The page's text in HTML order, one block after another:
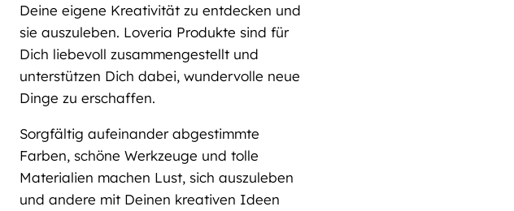
Deine eigene Kreativität zu entdecken und
sie auszuleben. Loveria Produkte sind für
Dich liebevoll zusammengestellt und
unterstützen Dich dabei, wundervolle neue
Dinge zu erschaffen.
Sorgfältig aufeinander abgestimmte
Farben, schöne Werkzeuge und tolle
Materialien machen Lust, sich auszuleben
und andere mit Deinen kreativen Ideen